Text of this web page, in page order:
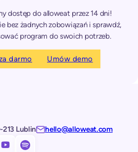
dostęp do alloweat przez 14 dni!
bez żadnych zobowiązań i sprawdź,
program do swoich potrzeb.
darmo Umów demo
213 Lublin hello@alloweat.com
na LinkedIn!
nas na TikToku!
Subskrybuj nasz kanał na Youtube!
Subskrybuj nasz kanał na Spotify!